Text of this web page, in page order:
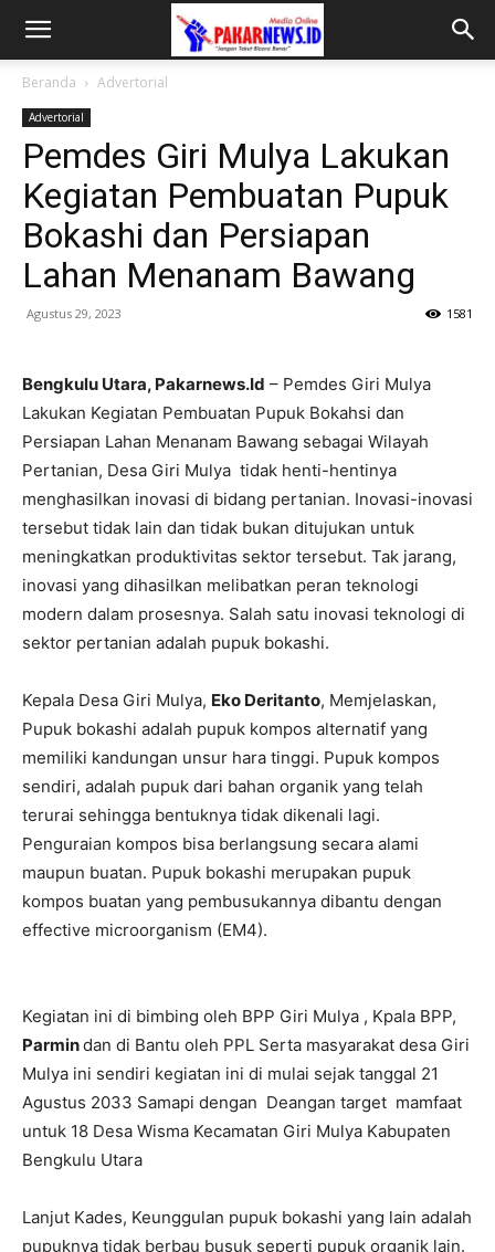
Beranda Advertorial
Advertorial
Pemdes Giri Mulya Lakukan
Kegiatan Pembuatan Pupuk
Bokashi dan Persiapan
Lahan Menanam Bawang
Agustus 29, 2023 1581
Bengkulu Utara, Pakarnews.Id – Pemdes Giri Mulya
Lakukan Kegiatan Pembuatan Pupuk Bokahsi dan
Persiapan Lahan Menanam Bawang sebagai Wilayah
Pertanian, Desa Giri Mulya tidak henti-hentinya
menghasilkan inovasi di bidang pertanian. Inovasi-inovasi
tersebut tidak lain dan tidak bukan ditujukan untuk
meningkatkan produktivitas sektor tersebut. Tak jarang,
inovasi yang dihasilkan melibatkan peran teknologi
modern dalam prosesnya. Salah satu inovasi teknologi di
sektor pertanian adalah pupuk bokashi.
Kepala Desa Giri Mulya, Eko Deritanto, Memjelaskan,
Pupuk bokashi adalah pupuk kompos alternatif yang
memiliki kandungan unsur hara tinggi. Pupuk kompos
sendiri, adalah pupuk dari bahan organik yang telah
terurai sehingga bentuknya tidak dikenali lagi.
Penguraian kompos bisa berlangsung secara alami
maupun buatan. Pupuk bokashi merupakan pupuk
kompos buatan yang pembusukannya dibantu dengan
effective microorganism (EM4).
Kegiatan ini di bimbing oleh BPP Giri Mulya , Kpala BPP,
Parmindan di Bantu oleh PPL Serta masyarakat desa Giri
Mulya ini sendiri kegiatan ini di mulai sejak tanggal 21
Agustus 2033 Samapi dengan Deangan target mamfaat
untuk 18 Desa Wisma Kecamatan Giri Mulya Kabupaten
Bengkulu Utara
Lanjut Kades, Keunggulan pupuk bokashi yang lain adalah
pupuknya tidak berbau busuk seperti pupuk organik lain.